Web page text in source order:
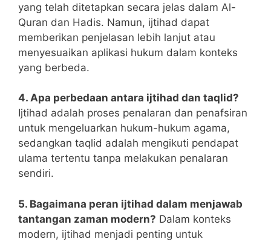
yang telah ditetapkan secara jelas dalam Al-
Quran dan Hadis. Namun, ijtihad dapat
memberikan penjelasan lebih lanjut atau
menyesuaikan aplikasi hukum dalam konteks
yang berbeda.
4. Apa perbedaan antara ijtihad dan taqlid?
Ijtihad adalah proses penalaran dan penafsiran
untuk mengeluarkan hukum-hukum agama,
sedangkan taqlid adalah mengikuti pendapat
ulama tertentu tanpa melakukan penalaran
sendiri.
5. Bagaimana peran ijtihad dalam menjawab
tantangan zaman modern? Dalam konteks
modern, ijtihad menjadi penting untuk